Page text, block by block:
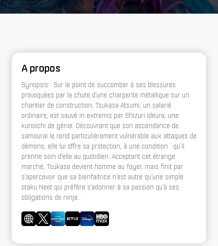
A propos
Synopsis : Sur le point de succomber à ses blessures
provoquées par la chute d’une charpente métallique sur un
chantier de construction, Tsukasa Atsumi, un salarié
ordinaire, est sauvé in extremis par Shizuri Ideura, une
kunoichi de génie. Découvrant que son ascendance de
samouraï le rend particulièrement vulnérable aux attaques de
démons, elle lui offre sa protection, à une condition : qu’il
prenne soin d’elle au quotidien. Acceptant cet étrange
marché, Tsukasa devient homme au foyer, mais finit par
s’apercevoir que sa bienfaitrice n’est autre qu’une simple
otaku Neet qui préfère s’adonner à sa passion qu’à ses
obligations de ninja…